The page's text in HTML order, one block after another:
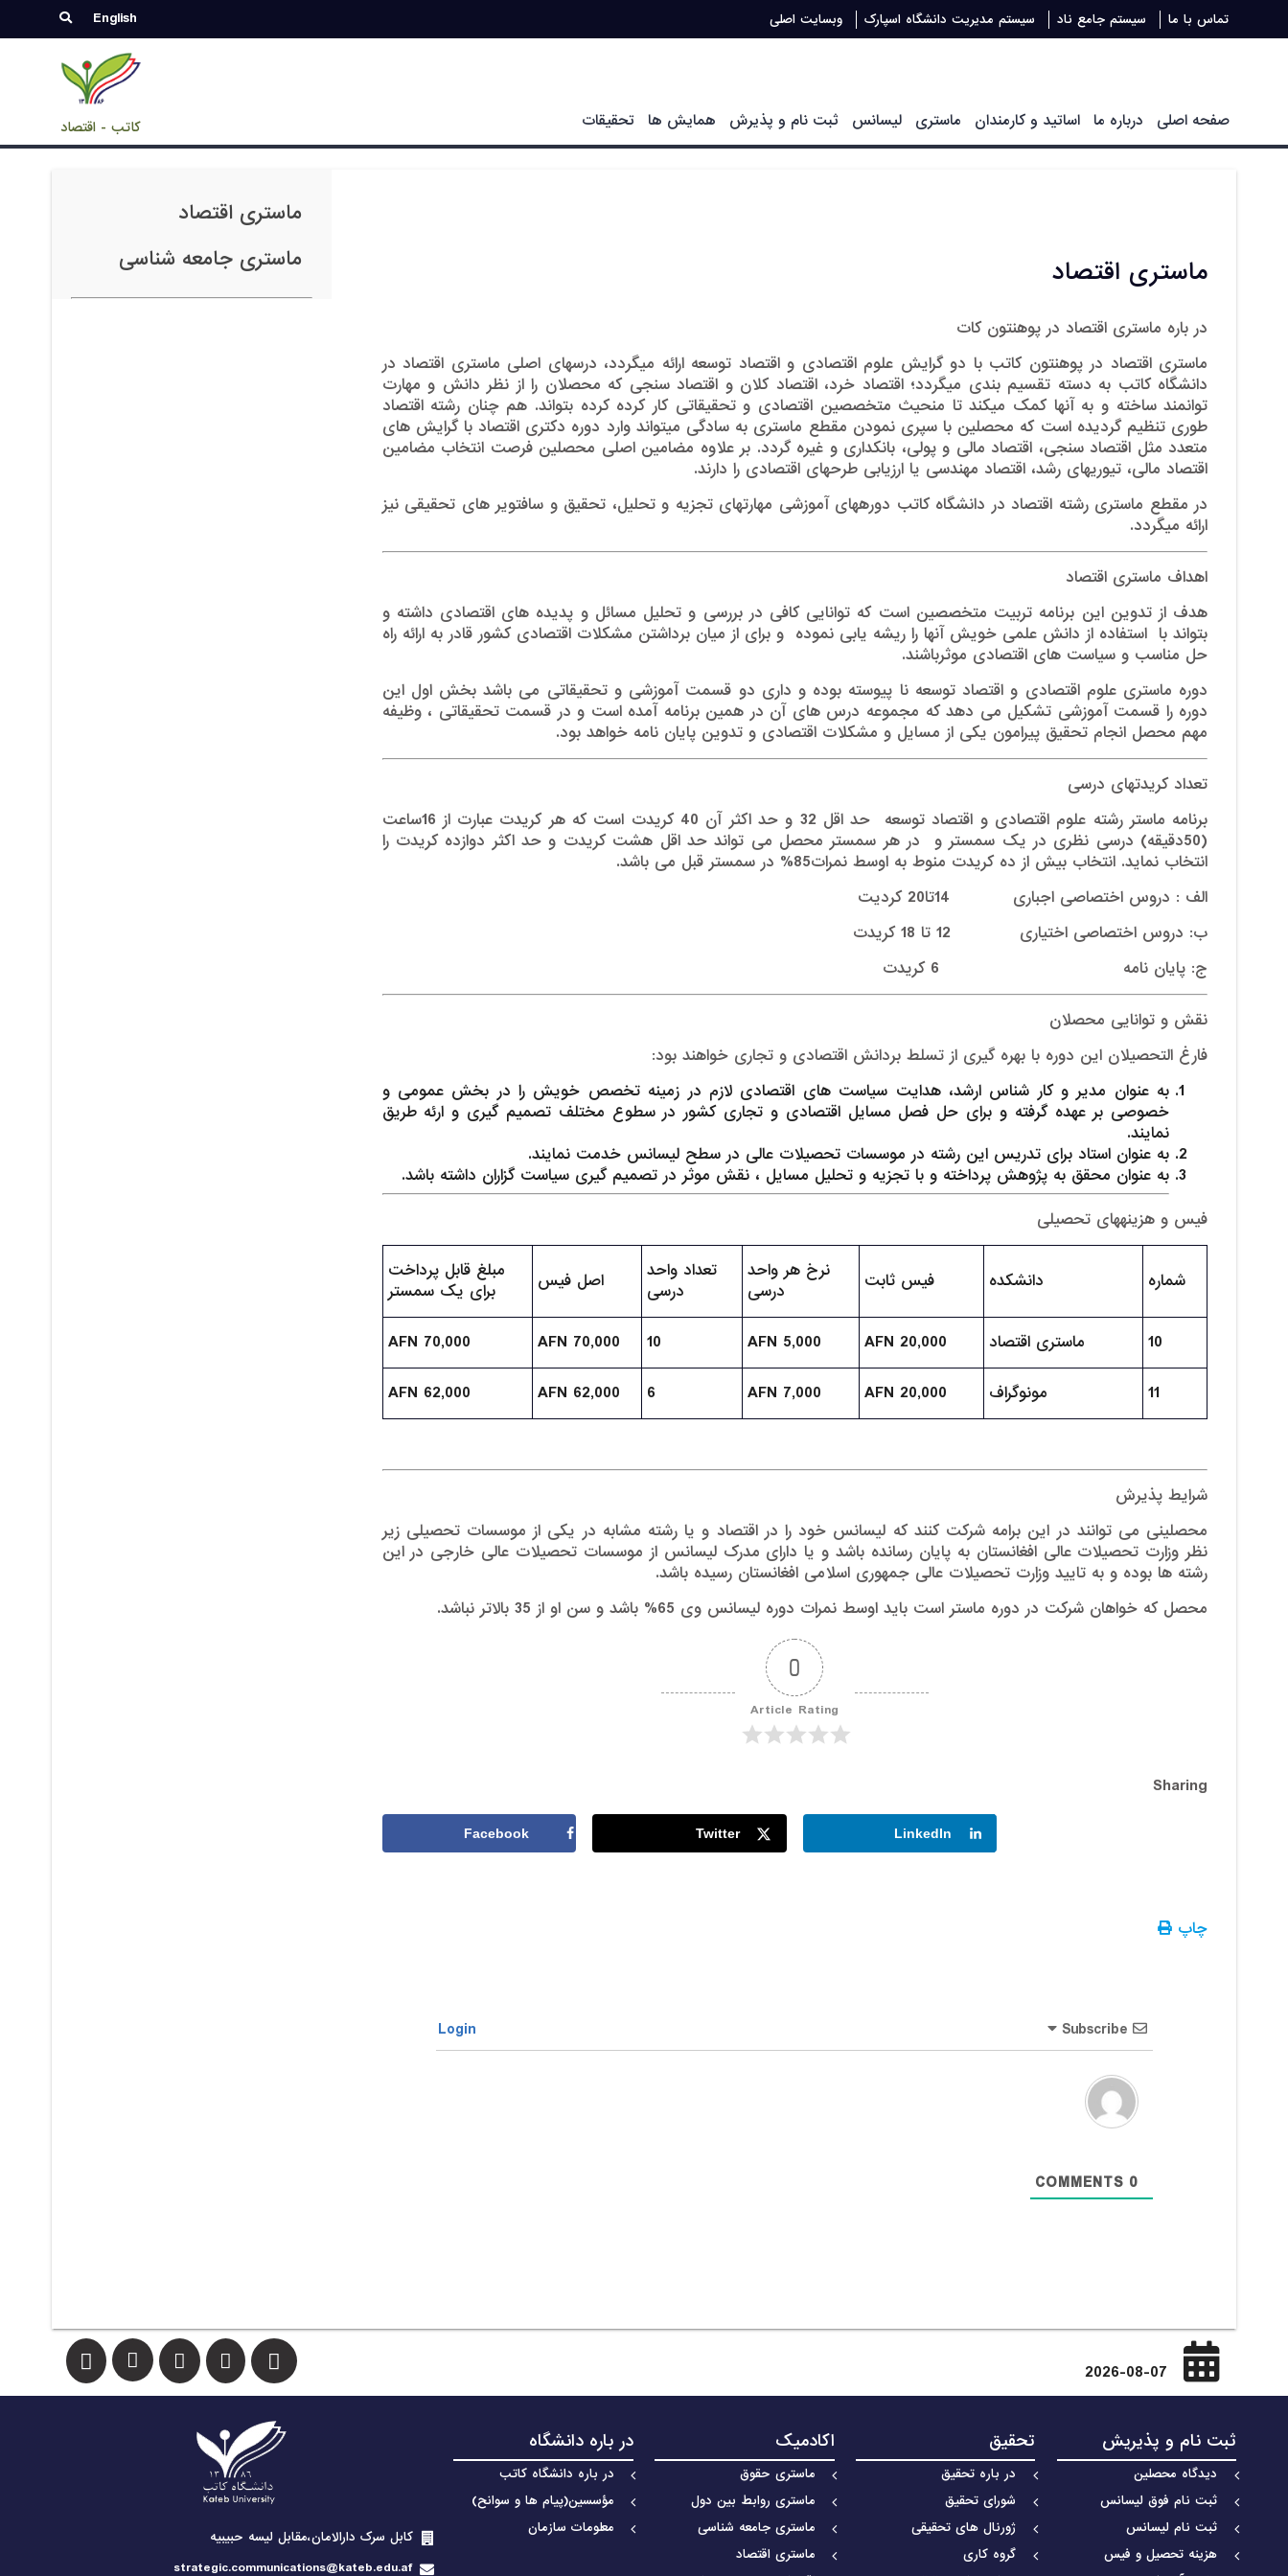
English تماس با ما سیستم جامع ناد سیستم مدیریت دانشگاه اسپارک وبسایت اصلی
کاتب - اقتصاد صفحه اصلی درباره ما اساتید و کارمندان ماستری لیسانس ثبت نام و پذیرش همایش ها تحقیقات
ماستری اقتصاد
در باره ماستری اقتصاد در پوهنتون کات
ماستری اقتصاد در پوهنتون کاتب با دو گرایش علوم اقتصادی و اقتصاد توسعه ارائه می­گردد، درس­های اصلی ماستری اقتصاد در
دانشگاه کاتب به دسته تقسیم بندی می­گردد؛ اقتصاد خرد، اقتصاد کلان و اقتصاد سنجی که محصلان را از نظر دانش و مهارت
توانمند ساخته و به آنها کمک می­کند تا منحیث متخصصین اقتصادی و تحقیقاتی کار کرده کرده بتواند. هم چنان رشته اقتصاد
طوری تنظیم گردیده است که محصلین با سپری نمودن مقطع ماستری به سادگی می­تواند وارد دوره دکتری اقتصاد با گرایش های
متعدد مثل اقتصاد سنجی، اقتصاد مالی و پولی، بانکداری و غیره گردد. بر علاوه مضامین اصلی محصلین فرصت انتخاب مضامین
اقتصاد مالی، تیوری­های رشد، اقتصاد مهندسی یا ارزیابی طرحهای اقتصادی را دارند.
در مقطع ماستری رشته اقتصاد در دانشگاه کاتب دوره­های آموزشی مهارت­های تجزیه و تحلیل، تحقیق و سافتویر های تحقیقی نیز
ارائه می­گردد.
اهداف ماستری اقتصاد
هدف از تدوین این برنامه تربیت متخصصین است که توانایی کافی در بررسی و تحلیل مسائل و پدیده های اقتصادی داشته و
بتواند با استفاده از دانش علمی خویش آنها را ریشه یابی نموده و برای از میان برداشتن مشکلات اقتصادی کشور قادر به ارائه راه
حل مناسب و سیاست های اقتصادی موثرباشند.
دوره ماستری علوم اقتصادی و اقتصاد توسعه نا پیوسته بوده و داری دو قسمت آموزشی و تحقیقاتی می باشد بخش اول این
دوره را قسمت آموزشی تشکیل می دهد که مجموعه درس های آن در همین برنامه آمده است و در قسمت تحقیقاتی ، وظیفه
مهم محصل انجام تحقیق پیرامون یکی از مسایل و مشکلات اقتصادی و تدوین پایان نامه خواهد بود.
تعداد کریدت­های درسی
برنامه ماستر رشته علوم اقتصادی و اقتصاد توسعه حد اقل 32 و حد اکثر آن 40 کریدت است که هر کریدت عبارت از 16ساعت
(50دقیقه) درسی نظری در یک سمستر و در هر سمستر محصل می تواند حد اقل هشت کریدت و حد اکثر دوازده کریدت را
انتخاب نماید. انتخاب بیش از ده کریدت منوط به اوسط نمرات85% در سمستر قبل می باشد.
الف : دروس اختصاصی اجباری 14تا20 کردیت
ب: دروس اختصاصی اختیاری 12 تا 18 کریدت
ج: پایان نامه 6 کریدت
نقش و توانایی محصلان
فارغ التحصیلان این دوره با بهره گیری از تسلط بردانش اقتصادی و تجاری خواهند بود:
به عنوان مدیر و کار شناس ارشد، هدایت سیاست های اقتصادی لازم در زمینه تخصص خویش را در بخش عمومی و
خصوصی بر عهده گرفته و برای حل فصل مسایل اقتصادی و تجاری کشور در سطوع مختلف تصمیم گیری و ارئه طریق
نمایند.
به عنوان استاد برای تدریس این رشته در موسسات تحصیلات عالی در سطح لیسانس خدمت نمایند.
به عنوان محقق به پژوهش پرداخته و با تجزیه و تحلیل مسایل ، نقش موثر در تصمیم گیری سیاست گزاران داشته باشد.
فیس و هزینه­های تحصیلی
شماره دانشکده فیس ثابت
نرخ هر واحد
درسی
تعداد واحد
درسی
اصل فیس
مبلغ قابل پرداخت
برای یک سمستر
10 ماستری اقتصاد AFN 20,000
AFN 5,000
10
AFN 70,000
AFN 70,000
11 مونوگراف AFN 20,000
AFN 7,000
6
AFN 62,000
AFN 62,000
شرایط پذیرش
محصلینی می توانند در این برامه شرکت کنند که لیسانس خود را در اقتصاد و یا رشته مشابه در یکی از موسسات تحصیلی زیر
نظر وزارت تحصیلات عالی افغانستان به پایان رسانده باشد و یا دارای مدرک لیسانس از موسسات تحصیلات عالی خارجی در این
رشته ها بوده و به تایید وزارت تحصیلات عالی جمهوری اسلامی افغانستان رسیده باشد.
محصل که خواهان شرکت در دوره ماستر است باید اوسط نمرات دوره لیسانس وی 65% باشد و سن او از 35 بالاتر نباشد.
0
Article Rating
Sharing
Facebook Twitter LinkedIn
چاپ
Subscribe
0
ماستری اقتصاد
ماستری جامعه شناسی
2026-08-07
کابل سرک دارالامان،مقابل لیسه حبیبیه
strategic.communications@kateb.edu.af
در باره دانشگاه
در باره دانشگاه کاتب
مؤسسین(پیام ها و سوانح)
معلومات سازمان
اکادمیک
ماستری حقوق
ماستری روابط بین دول
ماستری جامعه شناسی
ماستری اقتصاد
تحقیق
در باره تحقیق
شورای تحقیق
ژورنال های تحقیقی
گروه کاری
ثبت نام و پذیریش
دیدگاه محصلین
ثبت نام فوق لیسانس
ثبت نام لیسانس
هزینه تحصیل و فیس